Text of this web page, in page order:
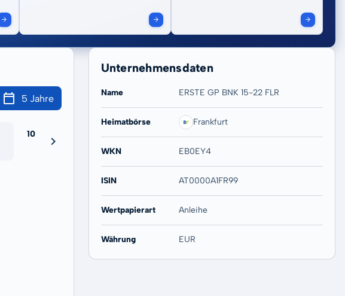
5 Jahre
10 Jahre
-
Unternehmensdaten
Name ERSTE GP BNK 15-22 FLR
Heimatbörse Frankfurt
WKN EB0EY4
ISIN AT0000A1FR99
Wertpapierart Anleihe
Währung EUR